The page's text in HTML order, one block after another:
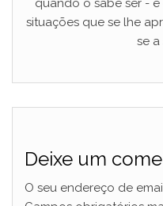
quando o sabe ser -
situações que se lhe
se a
Deixe um
O seu endereço de